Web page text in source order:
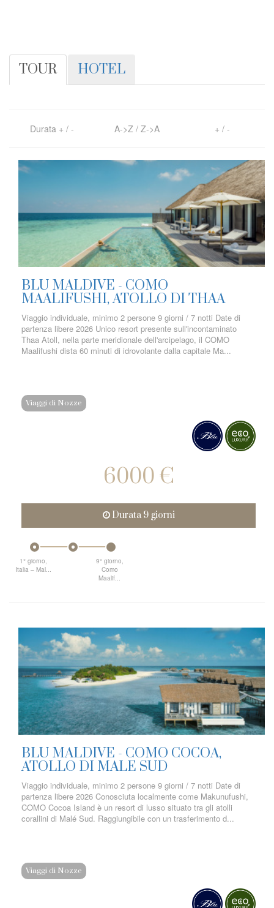
TOUR HOTEL
Durata + / - A->Z / Z->A + / -
BLU MALDIVE - COMO
MAALIFUSHI, ATOLLO DI THAA
Viaggio individuale, minimo 2 persone 9 giorni / 7 notti Date di
partenza libere 2026 Unico resort presente sull'incontaminato
Thaa Atoll, nella parte meridionale dell'arcipelago, il COMO
Maalifushi dista 60 minuti di idrovolante dalla capitale Ma...
Viaggi di Nozze
6000 €
Durata 9 giorni
1° giorno,
Italia – Mal...
9° giorno,
Como
Maalif...
BLU MALDIVE - COMO COCOA,
ATOLLO DI MALE SUD
Viaggio individuale, minimo 2 persone 9 giorni / 7 notti Date di
partenza libere 2026 Conosciuta localmente come Makunufushi,
COMO Cocoa Island è un resort di lusso situato tra gli atolli
corallini di Malé Sud. Raggiungibile con un trasferimento d...
Viaggi di Nozze